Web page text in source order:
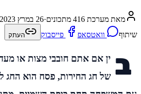
מאת מערכת 416 מתכונים ·26 במרץ 2023
שיתוף
וואטסאפ פייסבוק העתק
ב ין אם אתם חובבי מצות או
של חג החירות, פסח הוא החג